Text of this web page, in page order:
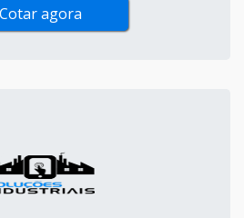
Cotar agora